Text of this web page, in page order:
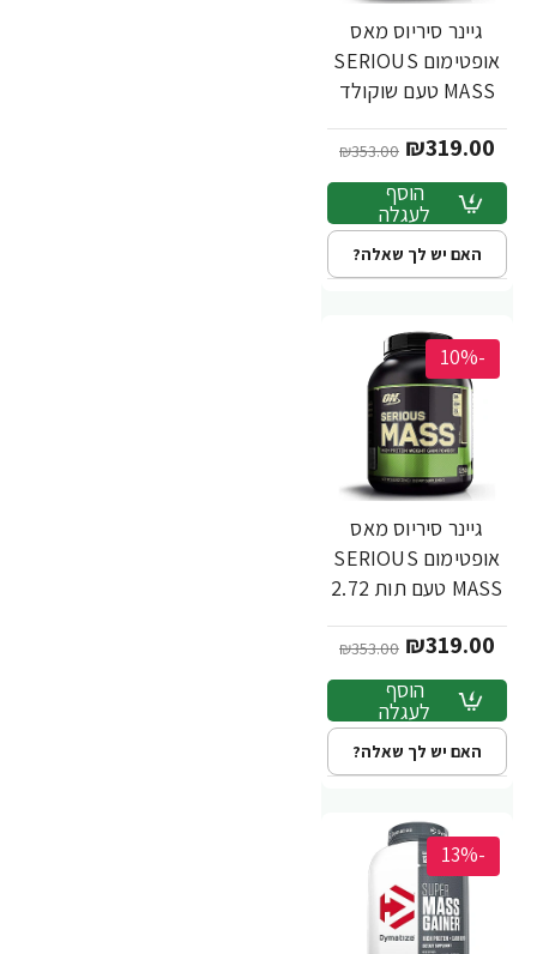
גיינר סיריוס מאס
אופטימום SERIOUS
MASS טעם שוקולד
ק"ג - מבית
Optimum Nutrition
₪319.00
₪353.00
הוסף
לעגלה
האם יש לך שאלה?
-10%
גיינר סיריוס מאס
אופטימום SERIOUS
MASS טעם תות 2.72
Optimum Nutrition
₪319.00
₪353.00
הוסף
לעגלה
האם יש לך שאלה?
-13%